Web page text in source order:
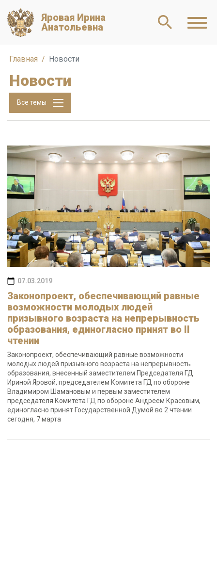
Яровая Ирина
Анатольевна
Главная Новости
Новости
Все темы
07.03.2019
Законопроект, обеспечивающий равные
возможности молодых людей
призывного возраста на непрерывность
образования, единогласно принят во II
чтении
Законопроект, обеспечивающий равные возможности
молодых людей призывного возраста на непрерывность
образования, внесенный заместителем Председателя ГД
Ириной Яровой, председателем Комитета ГД по обороне
Владимиром Шамановым и первым заместителем
председателя Комитета ГД по обороне Андреем Красовым,
единогласно принят Государственной Думой во 2 чтении
сегодня, 7 марта